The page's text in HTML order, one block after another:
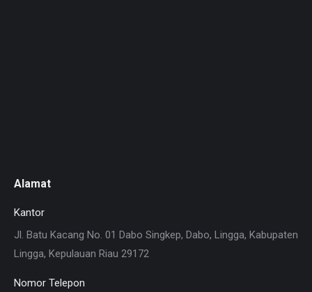
Alamat
Kantor
Jl. Batu Kacang No. 01 Dabo Singkep, Dabo, Lingga, Kabupaten
Lingga, Kepulauan Riau 29172
Nomor Telepon